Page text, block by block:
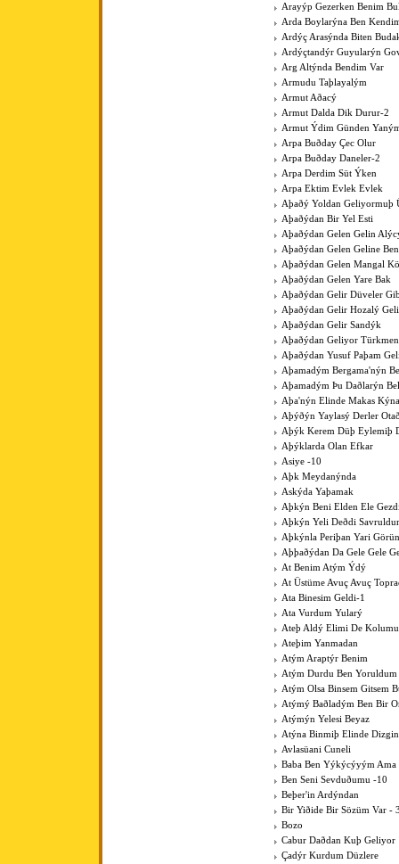
Arayýp Gezerken Benim
Arda Boylarýna Ben
Ardýç Arasýnda Biten
Ardýçtandýr Guyularýn
Arg Altýnda Bendim Var
Armudu Taþlayalým
Armut Aðacý
Armut Dalda Dik Durur-2
Armut Ýdim Günden
Arpa Buðday Çec Olur
Arpa Buðday Daneler-2
Arpa Derdim Süt Ýken
Arpa Ektim Evlek Evlek
Aþaðý Yoldan Geliyormuþ
Aþaðýdan Bir Yel Esti
Aþaðýdan Gelen Gelin
Aþaðýdan Gelen Geline
Aþaðýdan Gelen Mangal
Aþaðýdan Gelen Yare Bak
Aþaðýdan Gelir Düveler
Aþaðýdan Gelir Hozalý
Aþaðýdan Gelir Sandýk
Aþaðýdan Geliyor
Aþaðýdan Yusuf Paþam
Aþamadým Bergama'nýn
Aþamadým Þu Daðlarýn
Aþa'nýn Elinde Makas
Aþýðýn Yaylasý Derler
Aþýk Kerem Düþ Eylemiþ
Aþýklarda Olan Efkar
Asiye -10
Aþk Meydanýnda
Askýda Yaþamak
Aþkýn Beni Elden Ele
Aþkýn Yeli Deðdi
Aþkýnla Periþan Yari
Aþþaðýdan Da Gele Gele
At Benim Atým Ýdý
At Üstüme Avuç Avuç
Ata Binesim Geldi-1
Ata Vurdum Yularý
Ateþ Aldý Elimi De Kolumu
Ateþim Yanmadan
Atým Araptýr Benim
Atým Durdu Ben Yoruldum
Atým Olsa Binsem Gitsem
Atýmý Baðladým Ben Bir
Atýmýn Yelesi Beyaz
Atýna Binmiþ Elinde
Avlasüani Cuneli
Baba Ben Yýkýcýyým
Ben Seni Sevduðumu -10
Beþer'in Ardýndan
Bir Yiðide Bir Sözüm Var -
Bozo
Cabur Daðdan Kuþ Geliyor
Çadýr Kurdum Düzlere